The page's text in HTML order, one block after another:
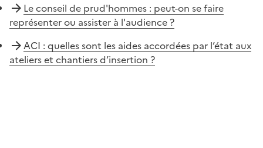
Le conseil de prud'hommes : peut-on se faire
représenter ou assister à l'audience ?
ACI : quelles sont les aides accordées par l’état aux
ateliers et chantiers d’insertion ?